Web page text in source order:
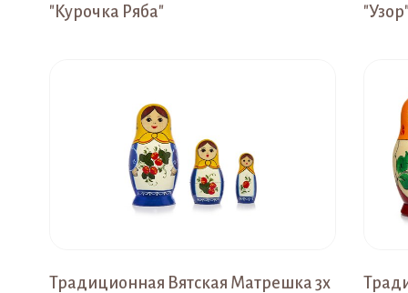
"Курочка Ряба"
Традиционная Вятская Матрешка 3х